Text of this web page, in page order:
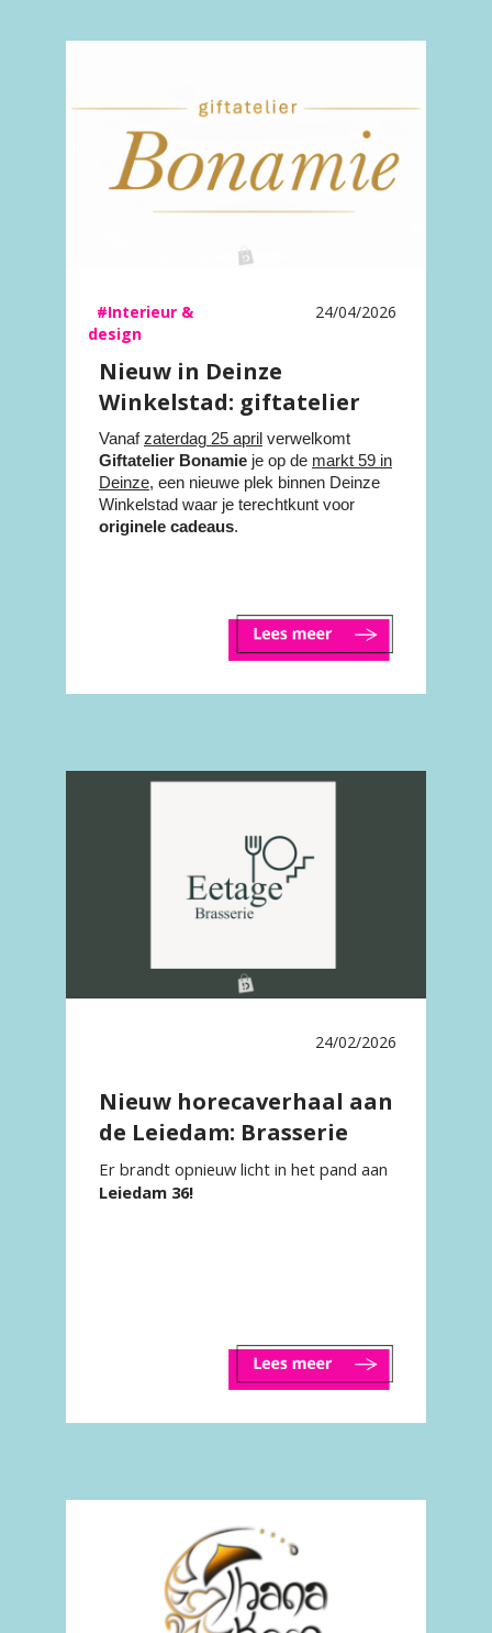
#Interieur &
design
24/04/2026
Nieuw in Deinze
Winkelstad: giftatelier
Bonamie
Vanafzaterdag 25 april verwelkomt
Giftatelier Bonamie je op de markt 59 in
Deinze, een nieuwe plek binnen Deinze
Winkelstad waar je terechtkunt voor
originele cadeaus.
24/02/2026
Nieuw horecaverhaal aan
de Leiedam: Brasserie
Eetage!
Er brandt opnieuw licht in het pand aan
Leiedam 36!